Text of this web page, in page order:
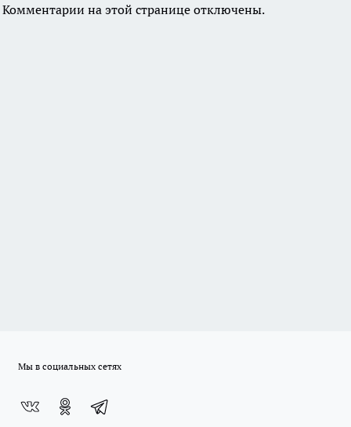
Комментарии на этой странице отключены.
Мы в социальных сетях